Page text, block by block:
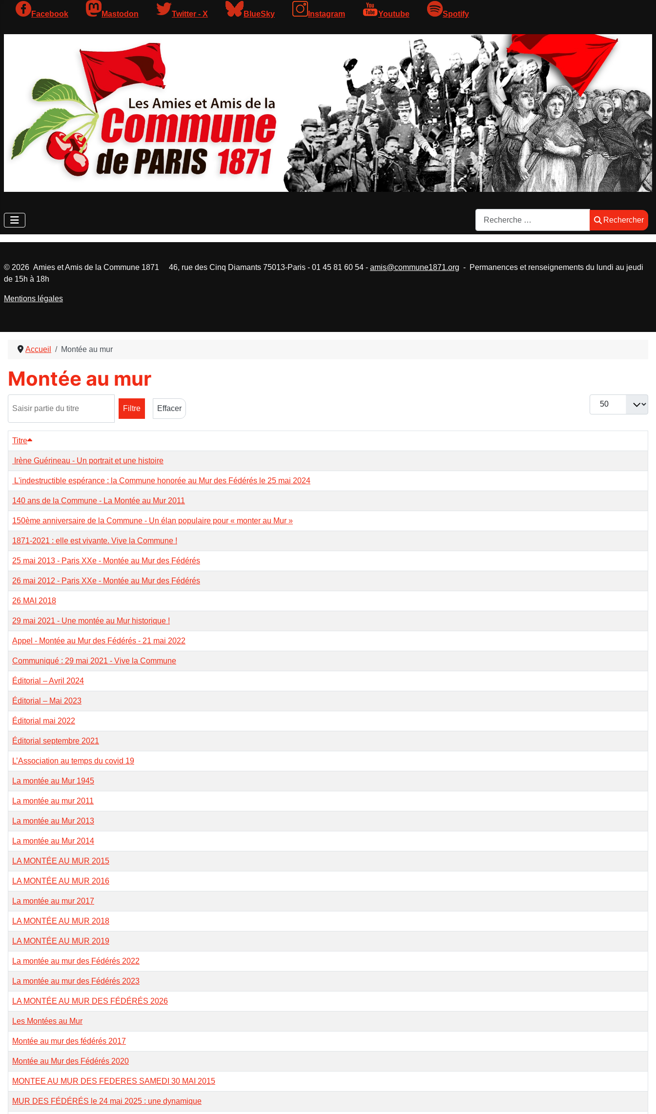
Facebook Mastodon Twitter - X BlueSky Instagram Youtube Spotify
Rechercher
Rechercher
Accueil Montée au mur
Montée au mur
Filtre
Effacer
Afficher #
Titre
Irène Guérineau - Un portrait et une histoire
‌ L'indestructible espérance : la Commune honorée au Mur des Fédérés le 25 mai 2024
140 ans de la Commune - La Montée au Mur 2011
150ème anniversaire de la Commune - Un élan populaire pour « monter au Mur »
1871-2021 : elle est vivante. Vive la Commune !
25 mai 2013 - Paris XXe - Montée au Mur des Fédérés
26 mai 2012 - Paris XXe - Montée au Mur des Fédérés
26 MAI 2018
29 mai 2021 - Une montée au Mur historique !
Appel - Montée au Mur des Fédérés - 21 mai 2022
Communiqué : 29 mai 2021 - Vive la Commune
Éditorial – Avril 2024
Éditorial – Mai 2023
Éditorial mai 2022
Éditorial septembre 2021
L’Association au temps du covid 19
La montée au Mur 1945
La montée au mur 2011
La montée au Mur 2013
La montée au Mur 2014
LA MONTÉE AU MUR 2015
LA MONTÉE AU MUR 2016
La montée au mur 2017
LA MONTÉE AU MUR 2018
LA MONTÉE AU MUR 2019
La montée au mur des Fédérés 2022
La montée au mur des Fédérés 2023
LA MONTÉE AU MUR DES FÉDÉRÉS 2026
Les Montées au Mur
Montée au mur des fédérés 2017
Montée au Mur des Fédérés 2020
MONTEE AU MUR DES FEDERES SAMEDI 30 MAI 2015
MUR DES FÉDÉRÉS le 24 mai 2025 : une dynamique
© 2026 Amies et Amis de la Commune 1871 46, rue des Cinq Diamants 75013-Paris - 01 45 81 60 54 - amis@commune1871.org - Permanences et renseignements du lundi au jeudi
de 15h à 18h
Mentions légales